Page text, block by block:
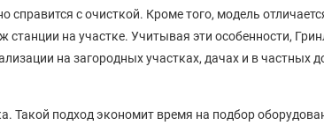
с очисткой. Кроме того, модель
на участке. Учитывая эти особенности,
на загородных участках, дачах и в частных
Такой подход экономит время на подбор